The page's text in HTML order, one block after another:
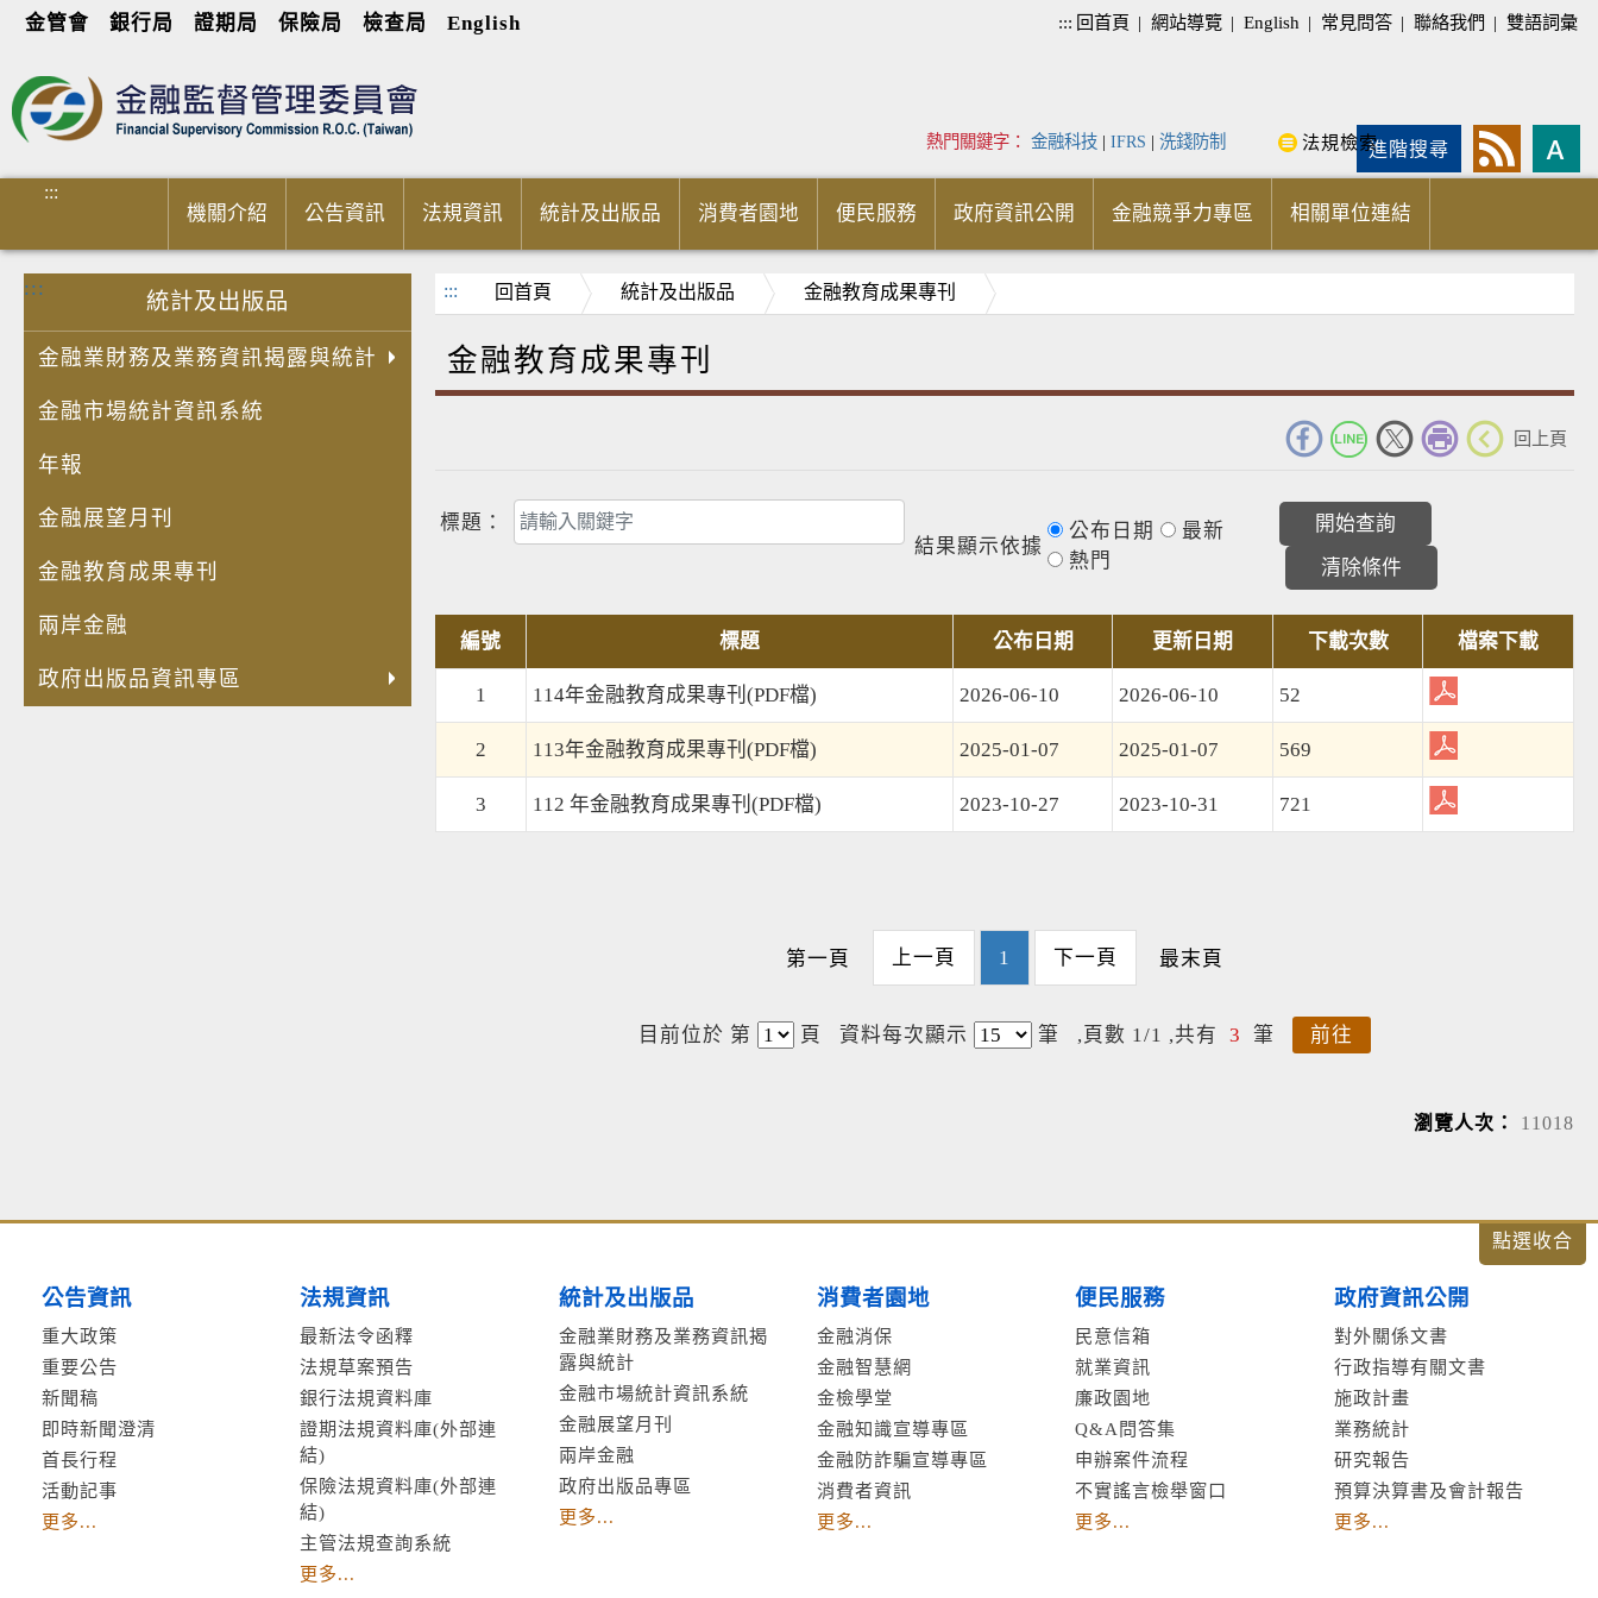
金管會 銀行局 證期局 保險局 檢查局 English ::: 回首頁 | 網站導覽 | English | 常見問答 | 聯絡我們 | 雙語詞彙
進階搜尋
熱門關鍵字： 金融科技 | IFRS | 洗錢防制 法規檢索
:::
機關介紹 公告資訊 法規資訊 統計及出版品 消費者園地 便民服務 政府資訊公開 金融競爭力專區 相關單位連結
:::
統計及出版品
金融業財務及業務資訊揭露與統計
金融市場統計資訊系統
年報
金融展望月刊
金融教育成果專刊
兩岸金融
政府出版品資訊專區
::: 回首頁 統計及出版品 金融教育成果專刊
金融教育成果專刊
回上頁
標題：
結果顯示依據
公布日期
最新
熱門
編號 標題 公布日期 更新日期 下載次數 檔案下載
1 114年金融教育成果專刊(PDF檔) 2026-06-10 2026-06-10 52
2 113年金融教育成果專刊(PDF檔) 2025-01-07 2025-01-07 569
3 112 年金融教育成果專刊(PDF檔) 2023-10-27 2023-10-31 721
第一頁 上一頁 1 下一頁 最末頁
目前位於 第 頁 資料每次顯示 筆 ,頁數 1/1 ,共有 3 筆 前往
瀏覽人次： 11018
公告資訊
重大政策
重要公告
新聞稿
即時新聞澄清
首長行程
活動記事
更多...
法規資訊
最新法令函釋
法規草案預告
銀行法規資料庫
證期法規資料庫(外部連
結)
保險法規資料庫(外部連
結)
主管法規查詢系統
更多...
統計及出版品
金融業財務及業務資訊揭
露與統計
金融市場統計資訊系統
金融展望月刊
兩岸金融
政府出版品專區
更多...
消費者園地
金融消保
金融智慧網
金檢學堂
金融知識宣導專區
金融防詐騙宣導專區
消費者資訊
更多...
便民服務
民意信箱
就業資訊
廉政園地
Q&A問答集
申辦案件流程
不實謠言檢舉窗口
更多...
政府資訊公開
對外關係文書
行政指導有關文書
施政計畫
業務統計
研究報告
預算決算書及會計報告
更多...